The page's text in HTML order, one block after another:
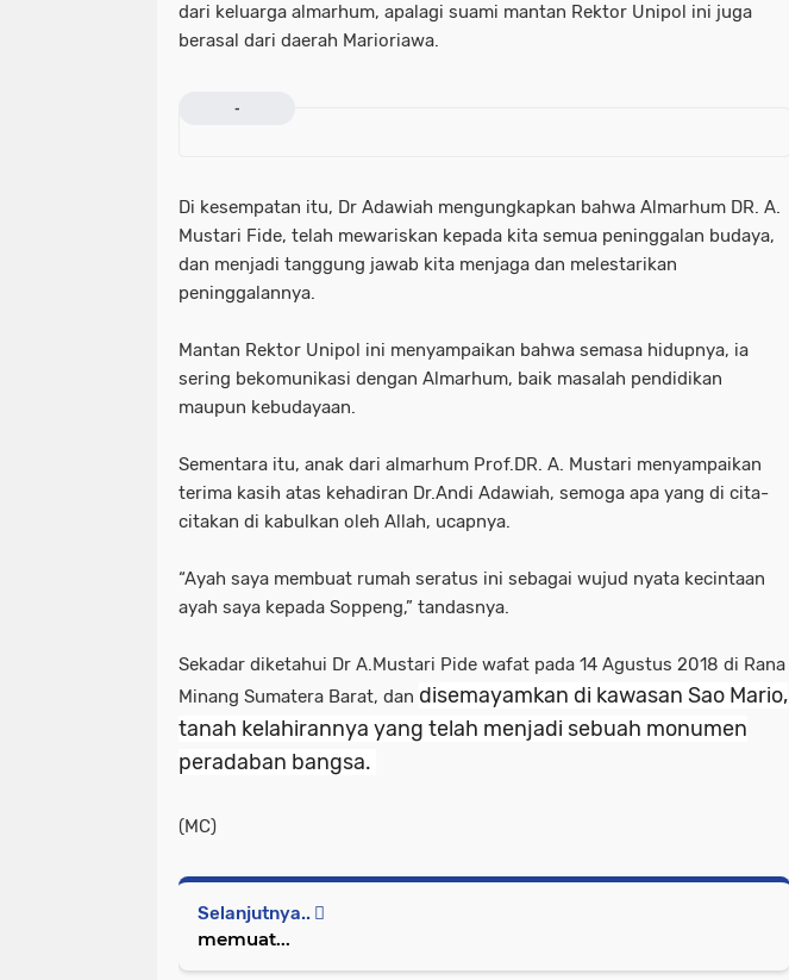
dari keluarga almarhum, apalagi suami mantan Rektor Unipol ini juga
berasal dari daerah Marioriawa.
-
Di kesempatan itu, Dr Adawiah mengungkapkan bahwa Almarhum DR. A.
Mustari Fide, telah mewariskan kepada kita semua peninggalan budaya,
dan menjadi tanggung jawab kita menjaga dan melestarikan
peninggalannya.
Mantan Rektor Unipol ini menyampaikan bahwa semasa hidupnya, ia
sering bekomunikasi dengan Almarhum, baik masalah pendidikan
maupun kebudayaan.
Sementara itu, anak dari almarhum Prof.DR. A. Mustari menyampaikan
terima kasih atas kehadiran Dr.Andi Adawiah, semoga apa yang di cita-
citakan di kabulkan oleh Allah, ucapnya.
“Ayah saya membuat rumah seratus ini sebagai wujud nyata kecintaan
ayah saya kepada Soppeng,” tandasnya.
Sekadar diketahui Dr A.Mustari Pide wafat pada 14 Agustus 2018 di Rana
Minang Sumatera Barat, dan disemayamkan di kawasan Sao Mario,
tanah kelahirannya yang telah menjadi sebuah monumen
peradaban bangsa.
(MC)
Selanjutnya..
memuat...